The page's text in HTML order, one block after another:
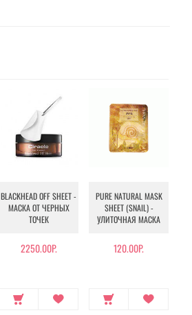
BLACKHEAD OFF SHEET -
МАСКА ОТ ЧЕРНЫХ
ТОЧЕК
2250.00Р.
PURE NATURAL MASK
SHEET (SNAIL) -
УЛИТОЧНАЯ МАСКА
120.00Р.